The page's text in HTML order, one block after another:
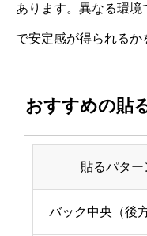
あります。異なる環
で安定感が得られるか
おすすめの貼
貼るパター
バック中央（後